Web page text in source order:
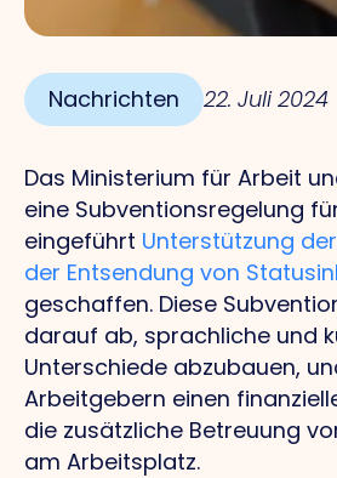
Nachrichten 22. Juli 2024
Das Ministerium für Arbeit
eine Subventionsregelung
eingeführt Unterstützung
der Entsendung von
geschaffen. Diese
darauf ab, sprachliche und
Unterschiede abzubauen,
Arbeitgebern einen
die zusätzliche Betreuung
am Arbeitsplatz.